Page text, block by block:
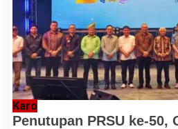
Karo
Penutupan PRSU ke-50,